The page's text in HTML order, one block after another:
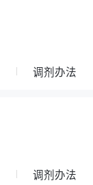
调剂办法
调剂办法